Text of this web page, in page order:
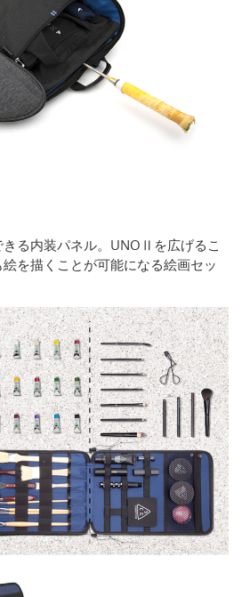
る内装パネル。UNOⅡを広げるこ
を描くことが可能になる絵画セッ